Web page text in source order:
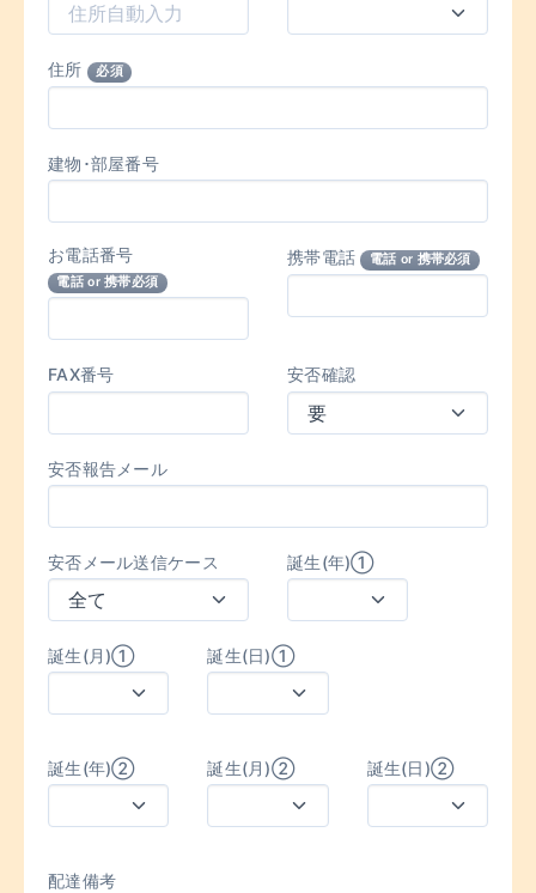
住所 必須
建物･部屋番号
お電話番号
電話 or 携帯必須
携帯電話 電話 or 携帯必須
FAX番号 安否確認
安否報告メール
安否メール送信ケース 誕生(年)①
誕生(月)① 誕生(日)①
誕生(年)② 誕生(月)② 誕生(日)②
配達備考